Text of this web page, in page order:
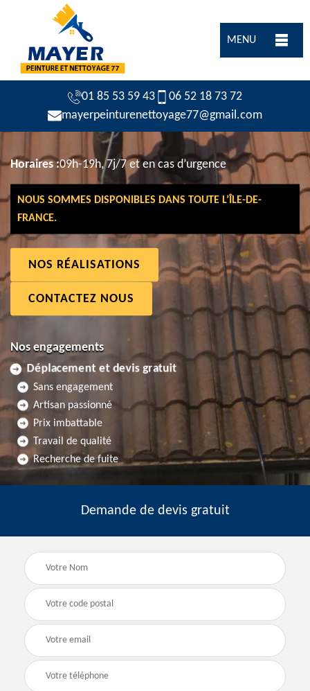
MENU
01 85 53 59 43
06 52 18 73 72
mayerpeinturenettoyage77@gmail.com
Horaires :09h-19h, 7j/7 et en cas d’urgence
NOUS SOMMES DISPONIBLES DANS TOUTE L’ÎLE-DE-
FRANCE.
NOS RÉALISATIONS
CONTACTEZ NOUS
Nos engagements
Déplacement et devis gratuit
Sans engagement
Artisan passionné
Prix imbattable
Travail de qualité
Recherche de fuite
Demande de devis gratuit